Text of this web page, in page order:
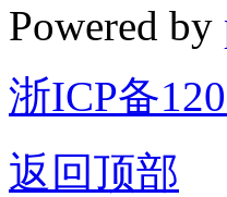
Powered by
浙ICP备
返回顶部